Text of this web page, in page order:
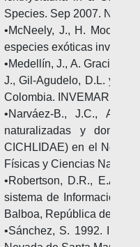
Species. Sep 2007.
•McNeely, J., H.
especies exóticas
•Medellín, J., A. Gracia y
J., Gil-Agudelo, D.L. y V.
Colombia. INVEMAR.
•Narváez-B., J.C., A.
naturalizadas y
CICHLIDAE) en el Norte
Físicas y Ciencias
•Robertson, D.R., E.A.
sistema de Información
Balboa, República de
•Sánchez, S. 1992.